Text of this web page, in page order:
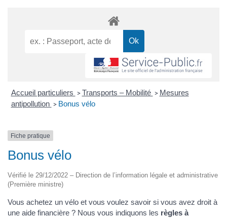
Accueil particuliers > Transports – Mobilité > Mesures
antipollution > Bonus vélo
Fiche pratique
Bonus vélo
Vérifié le 29/12/2022 – Direction de l’information légale et administrative
(Première ministre)
Vous achetez un vélo et vous voulez savoir si vous avez droit à
une aide financière ? Nous vous indiquons les règles à